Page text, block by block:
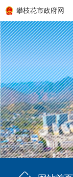
攀枝花市政府网